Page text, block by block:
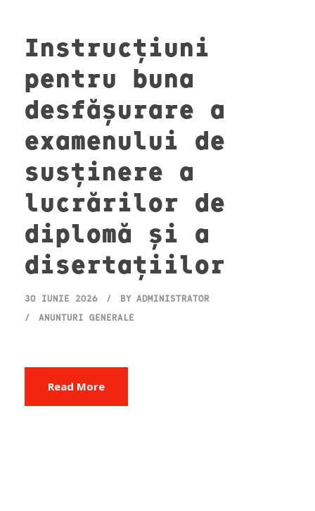
Instrucțiuni
pentru buna
desfășurare a
examenului de
susținere a
lucrărilor de
diplomă și a
disertațiilor
30 IUNIE 2026 BY ADMINISTRATOR
ANUNȚURI GENERALE
Read More